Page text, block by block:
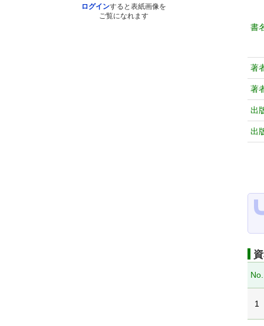
ログインすると表紙画像を
ご覧になれます
書
著
著
出
出
No.
1